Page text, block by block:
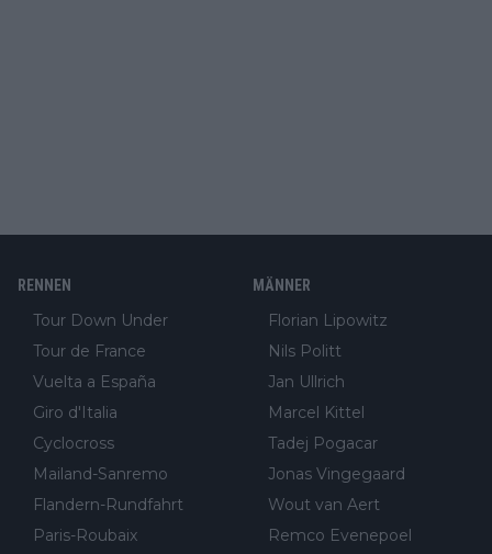
RENNEN
Tour Down Under
Tour de France
Vuelta a España
Giro d'Italia
Cyclocross
Mailand-Sanremo
Flandern-Rundfahrt
Paris-Roubaix
MÄNNER
Florian Lipowitz
Nils Politt
Jan Ullrich
Marcel Kittel
Tadej Pogacar
Jonas Vingegaard
Wout van Aert
Remco Evenepoel